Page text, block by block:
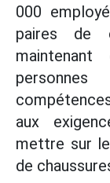
000
paires de
aux
mettre sur
de